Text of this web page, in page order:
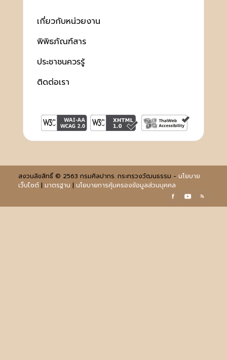
เกี่ยวกับหน่วยงาน
พิพิธภัณฑ์สาร
ประชาชนควรรู้
ติดต่อเรา
สงวนลิขสิทธิ์ © 2563 กรมศิลปากร. กระทรวงวัฒนธรรม - นโยบาย
เว็บไซต์| มาตรฐาน | นโยบายการคุ้มครองข้อมูลส่วนบุคคล